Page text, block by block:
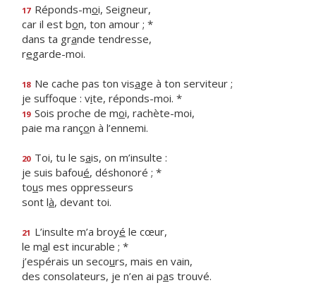
17 Réponds-moi, Seigneur,
car il est bon, ton amour ; *
dans ta grande tendresse,
regarde-moi.
18 Ne cache pas ton visage à ton serviteur ;
je suffoque : vite, réponds-moi. *
19 Sois proche de moi, rachète-moi,
paie ma rançon à l’ennemi.
20 Toi, tu le sais, on m’insulte :
je suis bafoué, déshonoré ; *
tous mes oppresseurs
sont là, devant toi.
21 L’insulte m’a broyé le cœur,
le mal est incurable ; *
j’espérais un secours, mais en vain,
des consolateurs, je n’en ai pas trouvé.